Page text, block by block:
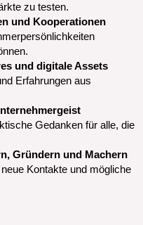
zu testen.
und Kooperationen
und digitale Assets
Erfahrungen aus
Gedanken für alle, die
Gründern und Machern
Kontakte und mögliche